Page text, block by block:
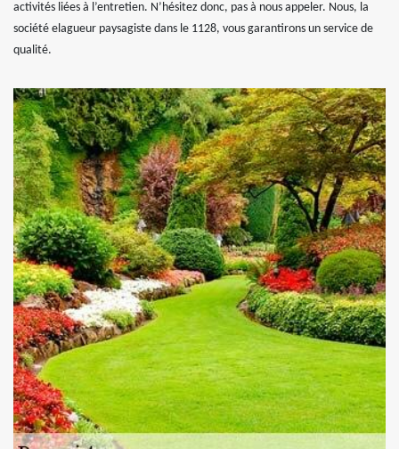
activités liées à l’entretien. N’hésitez donc, pas à nous appeler. Nous, la
société elagueur paysagiste dans le 1128, vous garantirons un service de
qualité.